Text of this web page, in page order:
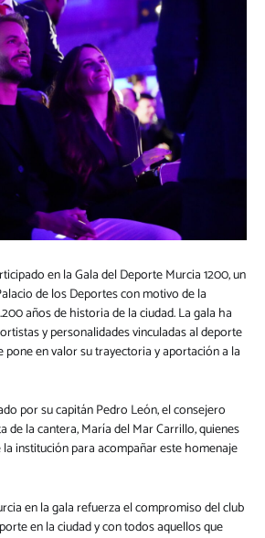
en la Gala del Deporte Murcia 1200, un
de los Deportes con motivo de la
años de historia de la ciudad. La gala ha
y personalidades vinculadas al deporte
pone en valor su trayectoria y aportación a la
por su capitán Pedro León, el consejero
de la cantera, María del Mar Carrillo, quienes
institución para acompañar este homenaje
en la gala refuerza el compromiso del club
en la ciudad y con todos aquellos que